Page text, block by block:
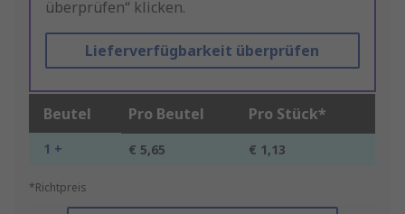
überprüfen“ klicken.
Lieferverfügbarkeit überprüfen
Beutel Pro Beutel Pro Stück*
1 + € 5,65 € 1,13
*Richtpreis